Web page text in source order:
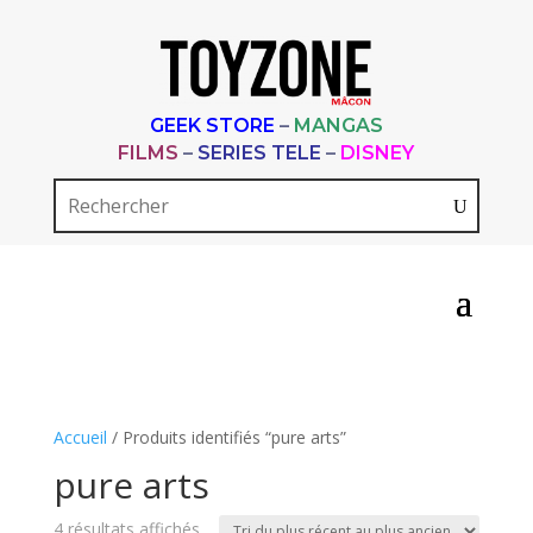
GEEK STORE – MANGAS
FILMS – SERIES TELE – DISNEY
Accueil / Produits identifiés “pure arts”
pure arts
Trié